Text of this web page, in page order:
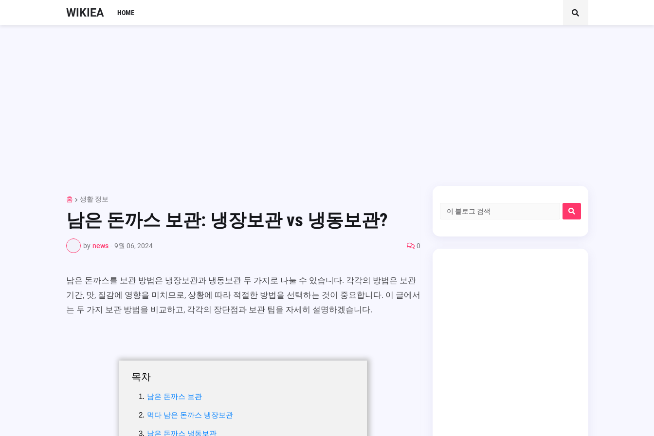
WIKIEA HOME
홈 생활 정보
남은 돈까스 보관: 냉장보관 vs 냉동보관?
by news - 9월 06, 2024 0
남은 돈까스를 보관 방법은 냉장보관과 냉동보관 두 가지로 나눌 수 있습니다. 각각의 방법은 보관
기간, 맛, 질감에 영향을 미치므로, 상황에 따라 적절한 방법을 선택하는 것이 중요합니다. 이 글에서
는 두 가지 보관 방법을 비교하고, 각각의 장단점과 보관 팁을 자세히 설명하겠습니다.
목차
남은 돈까스 보관
먹다 남은 돈까스 냉장보관
남은 돈까스 냉동보관